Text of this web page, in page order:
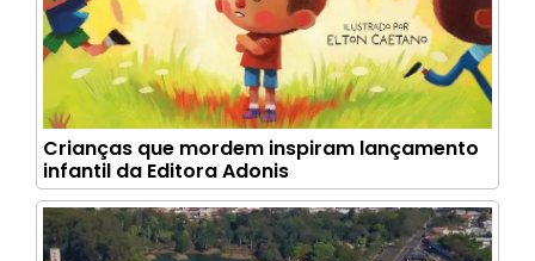
Crianças que mordem inspiram lançamento
infantil da Editora Adonis